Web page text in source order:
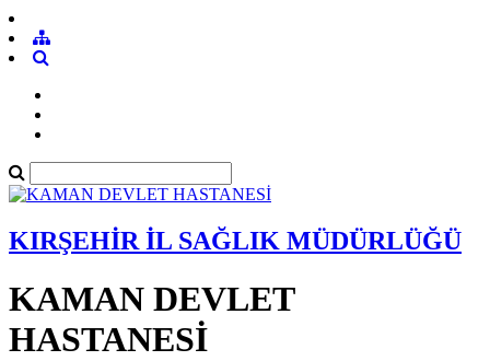
KIRŞEHİR İL SAĞLIK MÜDÜRLÜĞÜ
KAMAN DEVLET
HASTANESİ